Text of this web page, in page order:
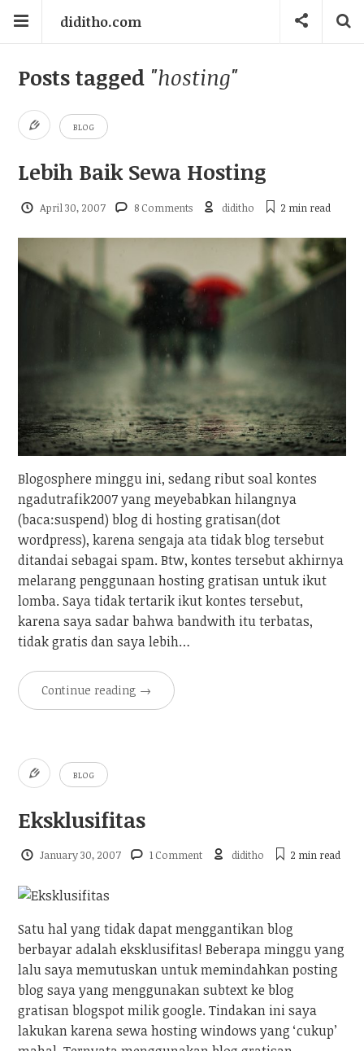
diditho.com
Posts tagged "hosting"
BLOG
Lebih Baik Sewa Hosting
April 30, 2007 8 Comments diditho 2 min read
Blogosphere minggu ini, sedang ribut soal kontes
ngadutrafik2007 yang meyebabkan hilangnya
(baca:suspend) blog di hosting gratisan(dot
wordpress), karena sengaja ata tidak blog tersebut
ditandai sebagai spam. Btw, kontes tersebut akhirnya
melarang penggunaan hosting gratisan untuk ikut
lomba. Saya tidak tertarik ikut kontes tersebut,
karena saya sadar bahwa bandwith itu terbatas,
tidak gratis dan saya lebih…
Continue reading →
BLOG
Eksklusifitas
January 30, 2007 1 Comment diditho 2 minread
Satu hal yang tidak dapat menggantikan blog
berbayar adalah eksklusifitas! Beberapa minggu yang
lalu saya memutuskan untuk memindahkan posting
blog saya yang menggunakan subtext ke blog
gratisan blogspot milik google. Tindakan ini saya
lakukan karena sewa hosting windows yang ‘cukup’